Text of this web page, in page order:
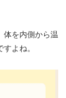
体を内側から温
よね。